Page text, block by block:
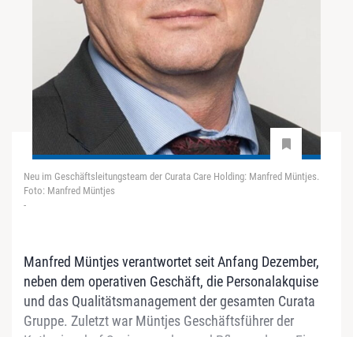
Neu im Geschäftsleitungsteam der Curata Care Holding: Manfred Müntjes.
Foto: Manfred Müntjes
-
Manfred Müntjes verantwortet seit Anfang Dezember,
neben dem operativen Geschäft, die Personalakquise
und das Qualitätsmanagement der gesamten Curata
Gruppe. Zuletzt war Müntjes Geschäftsführer der